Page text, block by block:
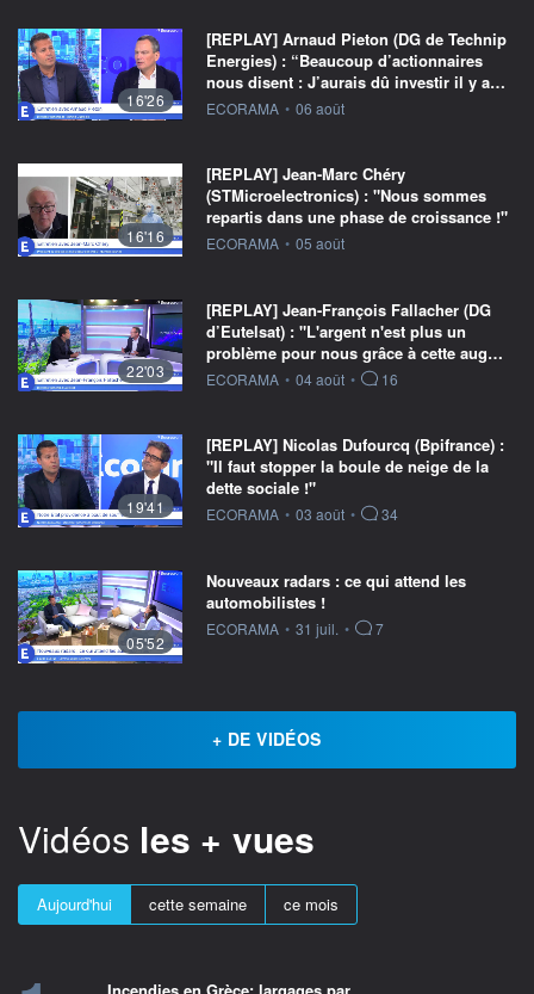
16'26
[REPLAY] Arnaud Pieton (DG de Technip
Energies) : “Beaucoup d’actionnaires
nous disent : J’aurais dû investir il y a…
information fournie par
ECORAMA • 06 août
16'16
[REPLAY] Jean-Marc Chéry
(STMicroelectronics) : "Nous sommes
repartis dans une phase de croissance !"
information fournie par
ECORAMA • 05 août
22'03
[REPLAY] Jean-François Fallacher (DG
d’Eutelsat) : "L'argent n'est plus un
problème pour nous grâce à cette aug…
information fournie par
ECORAMA • 04 août • 16
19'41
[REPLAY] Nicolas Dufourcq (Bpifrance) :
"Il faut stopper la boule de neige de la
dette sociale !"
information fournie par
ECORAMA • 03 août • 34
05'52
Nouveaux radars : ce qui attend les
automobilistes !
information fournie par
ECORAMA • 31 juil. • 7
+ DE VIDÉOS
Vidéos les + vues
Aujourd'hui cette semaine ce mois
Incendies en Grèce: largages par